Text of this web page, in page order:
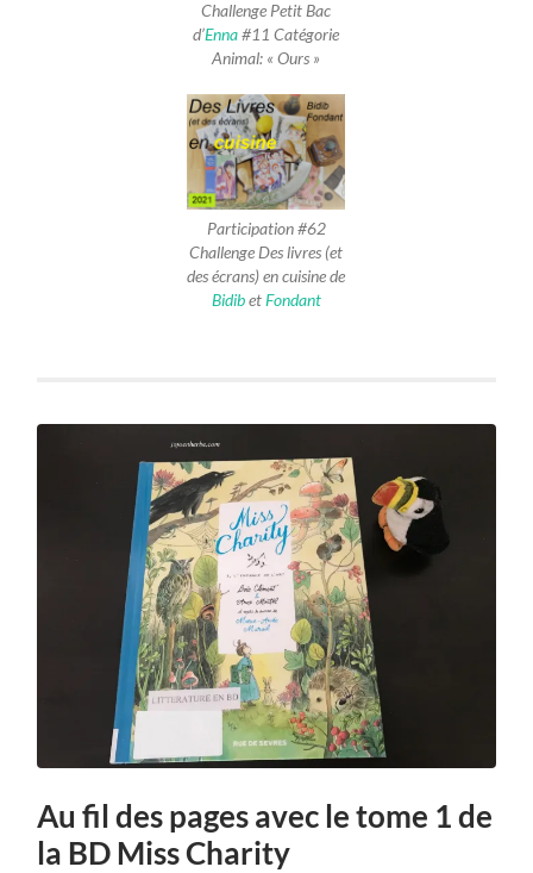
Challenge Petit Bac
d’Enna#11 Catégorie
Animal: « Ours »
Participation #62
Challenge Des livres (et
des écrans) en cuisine de
BidibetFondant
Au fil des pages avec le tome 1 de
la BD Miss Charity